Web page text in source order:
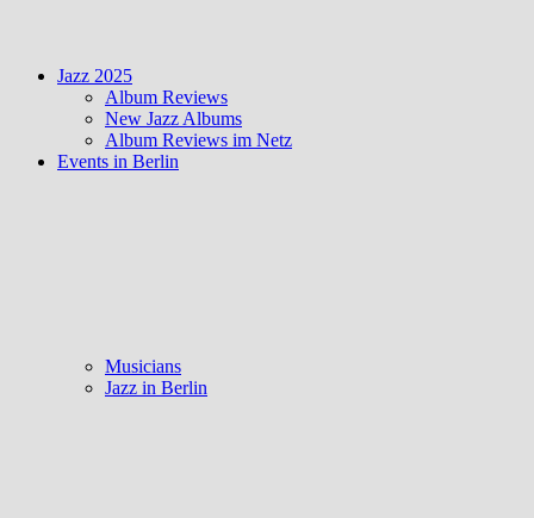
Jazz 2025
Album Reviews
New Jazz Albums
Album Reviews im Netz
Events in Berlin
Musicians
Jazz in Berlin